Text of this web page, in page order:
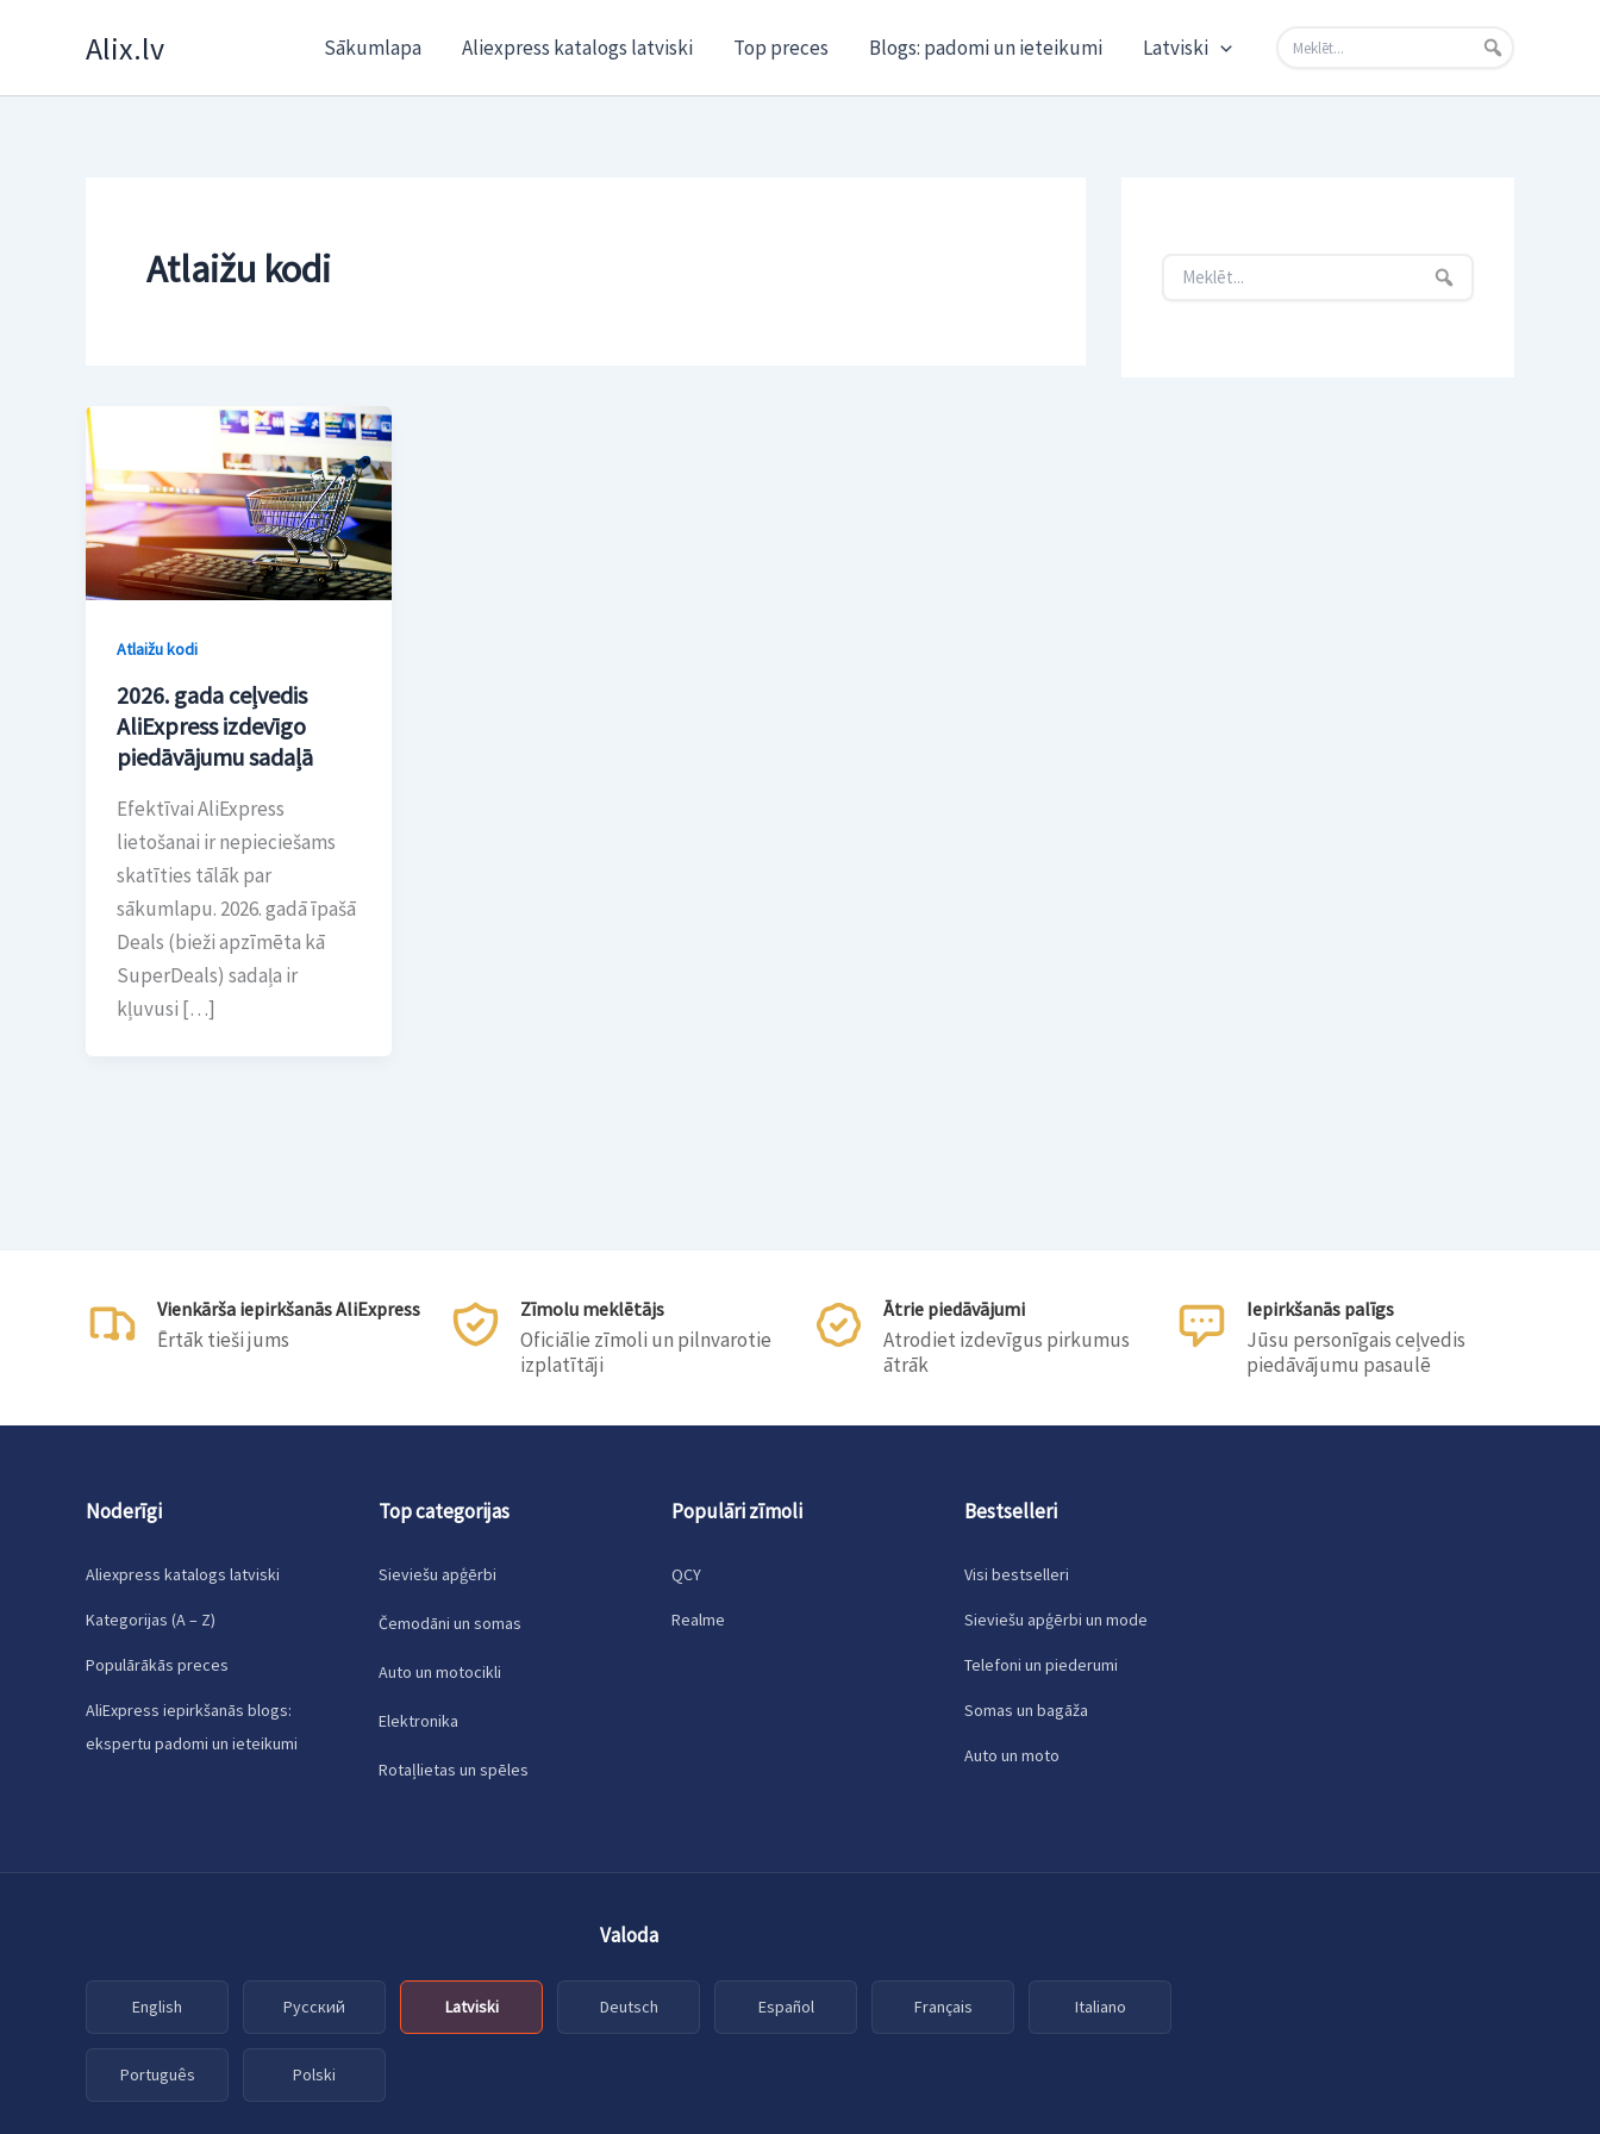
Alix.lv Sākumlapa Aliexpress katalogs latviski Top preces Blogs: padomi un ieteikumi Latviski
Atlaižu kodi
Atlaižu kodi
2026. gada ceļvedis
AliExpress izdevīgo
piedāvājumu sadaļā
Efektīvai AliExpress
lietošanai ir nepieciešams
skatīties tālāk par
sākumlapu. 2026. gadā īpašā
Deals (bieži apzīmēta kā
SuperDeals) sadaļa ir
kļuvusi […]
Vienkārša iepirkšanās AliExpress
Ērtāk tieši jums
Zīmolu meklētājs
Oficiālie zīmoli un pilnvarotie
izplatītāji
Ātrie piedāvājumi
Atrodiet izdevīgus pirkumus
ātrāk
Iepirkšanās palīgs
Jūsu personīgais ceļvedis
piedāvājumu pasaulē
Noderīgi
Aliexpress katalogs latviski
Kategorijas (A – Z)
Populārākās preces
AliExpress iepirkšanās blogs:
ekspertu padomi un ieteikumi
Top categorijas
Sieviešu apģērbi
Čemodāni un somas
Auto un motocikli
Elektronika
Rotaļlietas un spēles
Populāri zīmoli
QCY
Realme
Bestselleri
Visi bestselleri
Sieviešu apģērbi un mode
Telefoni un piederumi
Somas un bagāža
Auto un moto
Valoda
English Русский Latviski Deutsch Español Français Italiano
Português Polski